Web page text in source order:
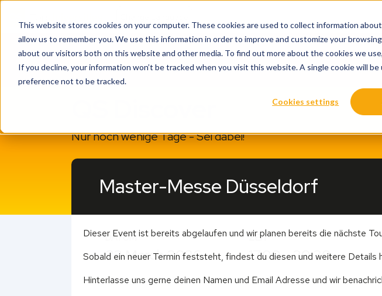
This website stores cookies on your computer. These cookies are used to collect information
allow us to remember you. We use this information in order to improve and customize your
about our visitors both on this website and other media. To find out more about the cookies we
If you decline, your information won’t be tracked when you visit this website. A single cookie will
preference not to be tracked.
Cookies settings
Nur noch wenige Tage - Sei dabei!
Master-Messe Düsseldorf
DATUM
23 March 2026
ZEIT
17.00 - 20.30
Dieser Event ist bereits abgelaufen und wir planen bereits die nächste
Sobald ein neuer Termin feststeht, findest du diesen und weitere Details
Hinterlasse uns gerne deinen Namen und Email Adresse und wir